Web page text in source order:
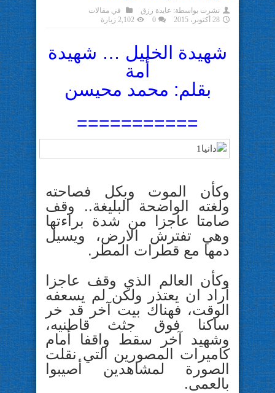
نشرت بواسطة: عايدة رزق في مقالات
28 أكتوبر، 2015
0 2,102 زيارة
شهيدة الخليل … شهيدة
أمة
بقلم: محمد محيسن
===========
وكأن الموت وبكل فصاحته
ولغته الواضحة البليغة.. وقف
صامتا عاجزا من شدة براءتها
وهي تفترش الارض، ويسيل
دمها مع قطرات المطر.
وكأن العالم الذي وقف عاجزا
أراد ان يعتذر ولكن لم يسعفه
الوقت، فهناك بيت آخر قد خر
ساكنا فوق جثث قاطنيه،
وشهيد آخر سقط واقفا أمام
كاميرات المصورين التي نقلت
الصورة لمشاهدين أصيبوا
بالعمى.